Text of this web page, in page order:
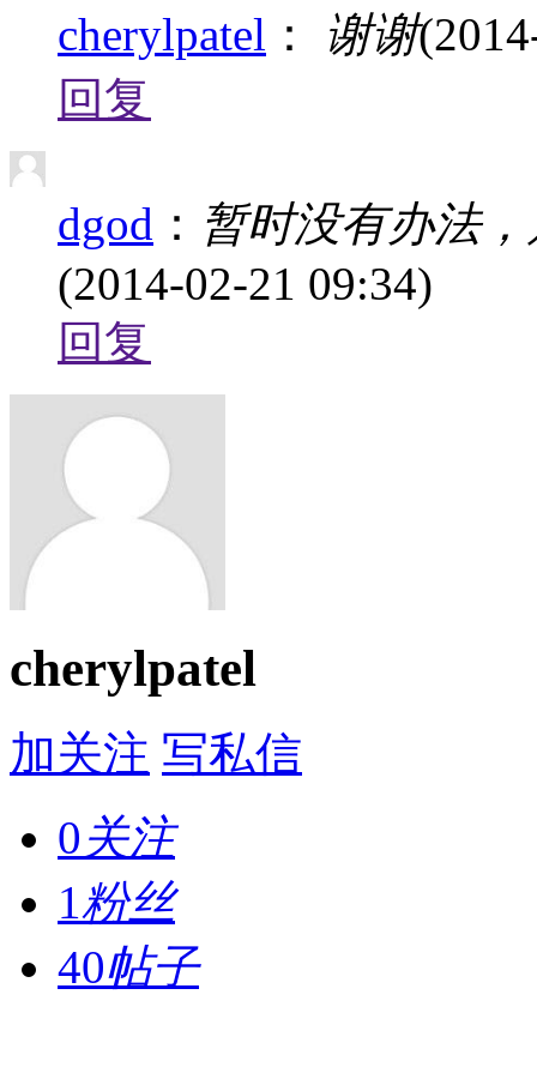
cherylpatel ： 谢谢
回复
dgod ： 暂时没有办法
(2014-02-21 09:34)
回复
cherylpatel
加关注 写私信
0关注
1粉丝
40帖子